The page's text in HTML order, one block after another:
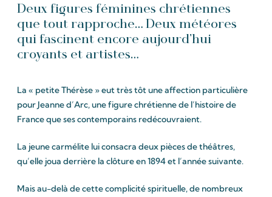
Deux figures féminines chrétiennes
que tout rapproche… Deux météores
qui fascinent encore aujourd’hui
croyants et artistes…
La « petite Thérèse » eut très tôt une affection particulière
pour Jeanne d’Arc, une figure chrétienne de l’histoire de
France que ses contemporains redécouvraient.
La jeune carmélite lui consacra deux pièces de théâtres,
qu’elle joua derrière la clôture en 1894 et l’année suivante.
Mais au-delà de cette complicité spirituelle, de nombreux